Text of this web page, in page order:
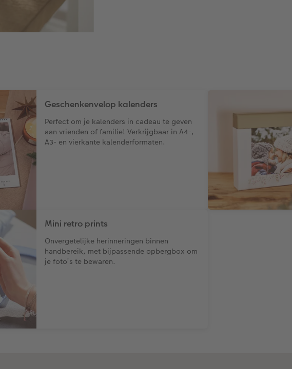
Geschenkenvelop kalenders
Perfect om je kalenders in cadeau te geven
aan vrienden of familie! Verkrijgbaar in A4-,
A3- en vierkante kalenderformaten.
Mini retro prints
Onvergetelijke herinneringen binnen
handbereik, met bijpassende opbergbox om
je foto’s te bewaren.